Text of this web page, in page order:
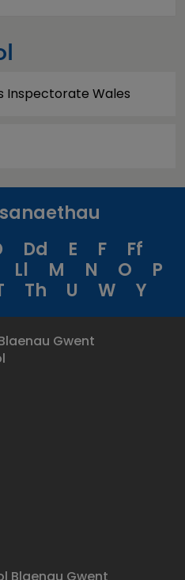
Inspectorate Wales
Dd E F
Ff
Ll M N O
P
Th U W Y
Gwent